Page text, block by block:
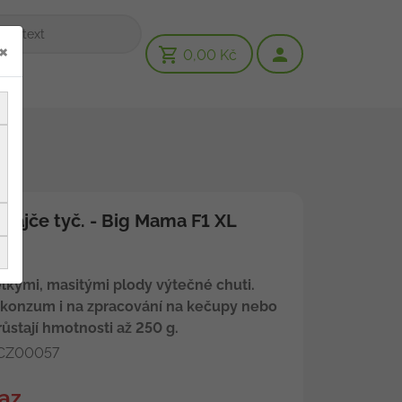
0,00 Kč
tyč. - Big Mama F1 XL
masitými plody výtečné chuti.
i na zpracování na kečupy nebo
hmotnosti až 250 g.